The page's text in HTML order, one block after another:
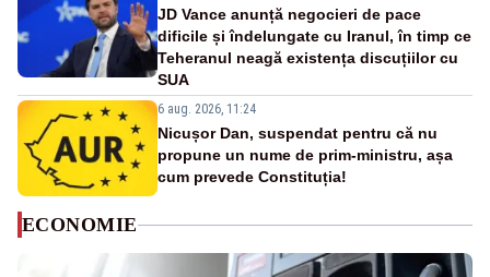
JD Vance anunță negocieri de pace
dificile și îndelungate cu Iranul, în timp ce
Teheranul neagă existența discuțiilor cu
SUA
6 aug. 2026, 11:24
Nicușor Dan, suspendat pentru că nu
propune un nume de prim-ministru, așa
cum prevede Constituția!
ECONOMIE